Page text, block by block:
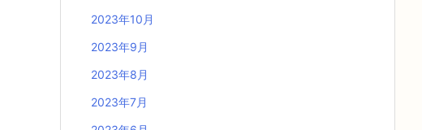
2023年10月
2023年9月
2023年8月
2023年7月